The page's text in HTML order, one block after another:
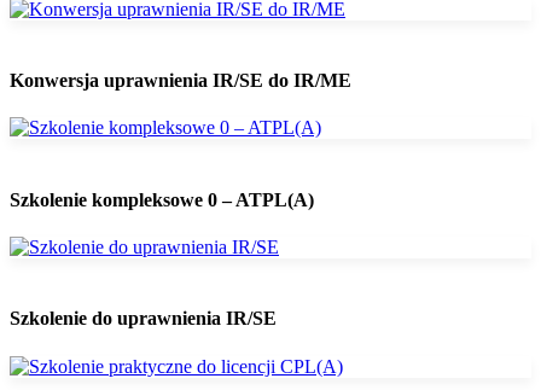
Konwersja uprawnienia IR/SE do IR/ME
Szkolenie kompleksowe 0 – ATPL(A)
Szkolenie do uprawnienia IR/SE